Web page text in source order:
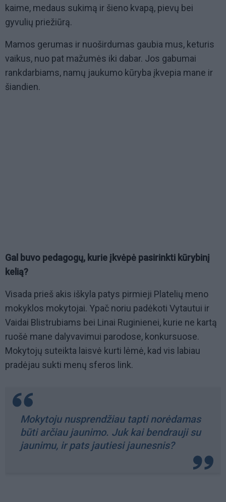
kaime, medaus sukimą ir šieno kvapą, pievų bei
gyvulių priežiūrą.
Mamos gerumas ir nuoširdumas gaubia mus, keturis
vaikus, nuo pat mažumės iki dabar. Jos gabumai
rankdarbiams, namų jaukumo kūryba įkvepia mane ir
šiandien.
Gal buvo pedagogų, kurie įkvėpė pasirinkti kūrybinį
kelią?
Visada prieš akis iškyla patys pirmieji Platelių meno
mokyklos mokytojai. Ypač noriu padėkoti Vytautui ir
Vaidai Blistrubiams bei Linai Ruginienei, kurie ne kartą
ruošė mane dalyvavimui parodose, konkursuose.
Mokytojų suteikta laisvė kurti lėmė, kad vis labiau
pradėjau sukti menų sferos link.
Mokytoju nusprendžiau tapti norėdamas
būti arčiau jaunimo. Juk kai bendrauji su
jaunimu, ir pats jautiesi jaunesnis?